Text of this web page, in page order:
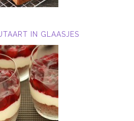
IN GLAASJES